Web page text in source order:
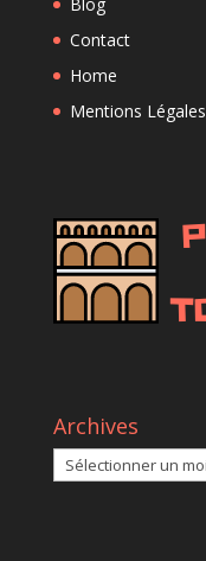
Contact
Home
Mentions Légales
Archives
Archives